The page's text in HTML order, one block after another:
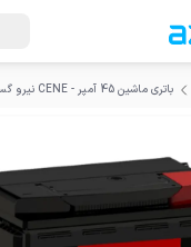
باتری ماشین 45 آمپر - CENE نیرو گستران خراسان